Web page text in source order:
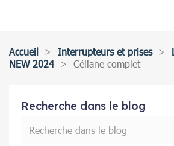
Accueil Interrupteurs et prises
NEW 2024
Céliane complet
Recherche dans le blog